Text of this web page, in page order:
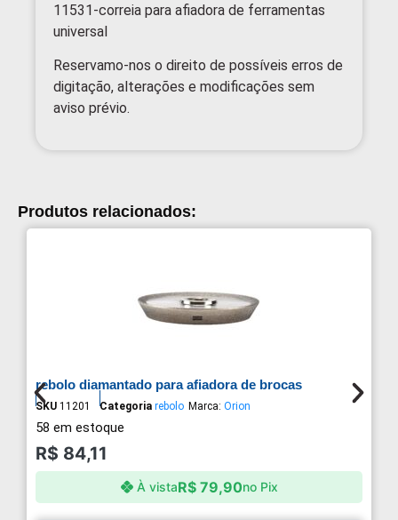
11531-correia para afiadora de ferramentas
universal
Reservamo-nos o direito de possíveis erros de
digitação, alterações e modificações sem
aviso prévio.
Produtos relacionados:
rebolo diamantado para afiadora de brocas
SKU 11201 Categoria rebolo Marca: Orion
58 em estoque
R$ 84,11
À vistaR$79,90no Pix